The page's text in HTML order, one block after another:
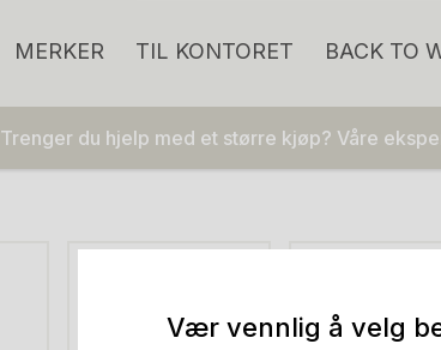
MERKER TIL KONTORET BACK TO
Trenger du hjelp med et større kjøp? Våre
Vær vennlig å velg